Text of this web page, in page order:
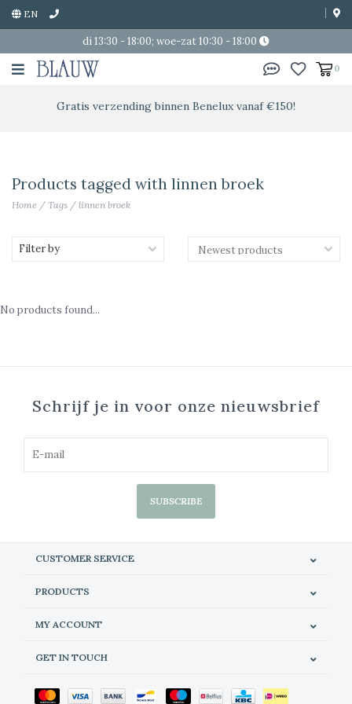
EN
di 13:30 - 18:00; woe-zat 10:30 - 18:00
0
Gratis verzending binnen Benelux vanaf €150!
Products tagged with linnen broek
Home / Tags / linnen broek
Filter by
No products found...
Schrijf je in voor onze nieuwsbrief
SUBSCRIBE
CUSTOMER SERVICE
PRODUCTS
MY ACCOUNT
GET IN TOUCH